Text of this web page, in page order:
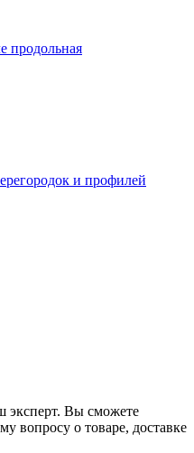
продольная
и профилей
эксперт. Вы сможете
вопросу о товаре, доставке